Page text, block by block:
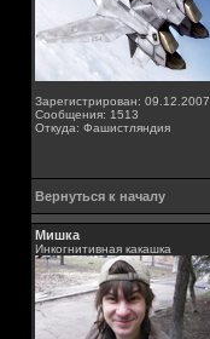
Зарегистрирован: 09.12.2007
Сообщения: 1513
Откуда: Фашистляндия
Вернуться к началу
Мишка
Инкогнитивная какашка